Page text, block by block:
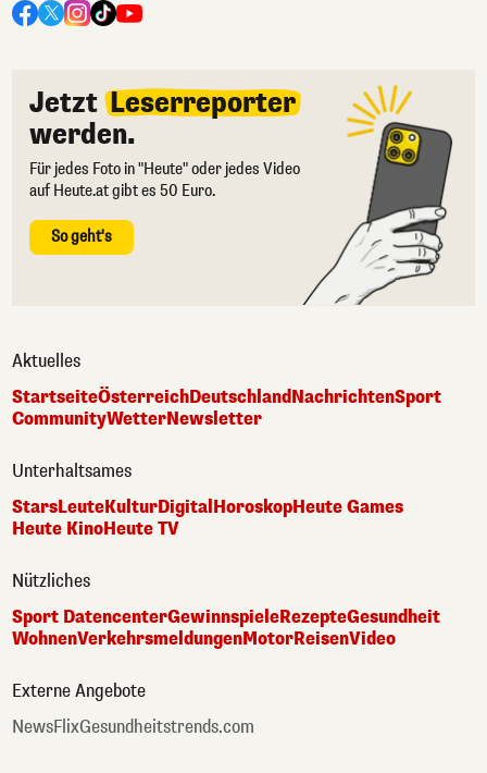
Jetzt Leserreporter
werden.
Für jedes Foto in "Heute" oder jedes Video
auf Heute.at gibt es 50 Euro.
So geht's
Aktuelles
StartseiteÖsterreichDeutschlandNachrichtenSport
CommunityWetterNewsletter
Unterhaltsames
StarsLeuteKulturDigitalHoroskopHeute Games
Heute KinoHeute TV
Nützliches
Sport DatencenterGewinnspieleRezepteGesundheit
WohnenVerkehrsmeldungenMotorReisenVideo
Externe Angebote
NewsFlixGesundheitstrends.com